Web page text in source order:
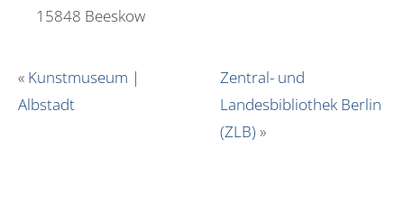
15848 Beeskow
« Kunstmuseum |
Albstadt
Zentral- und
Landesbibliothek Berlin
(ZLB) »